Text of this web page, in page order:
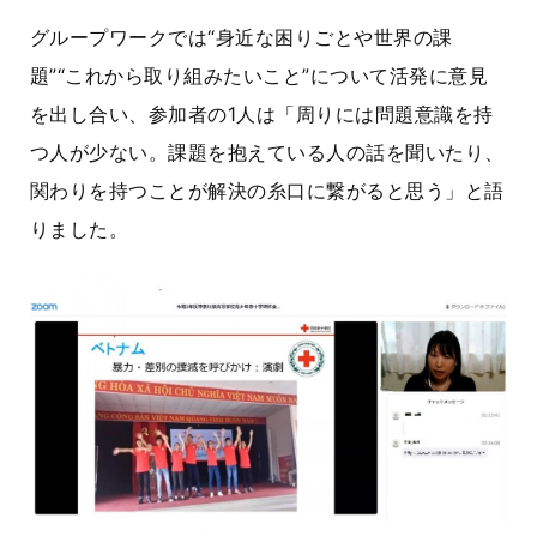
グループワークでは“身近な困りごとや世界の課
題”“これから取り組みたいこと”について活発に意見
を出し合い、参加者の1人は「周りには問題意識を持
つ人が少ない。課題を抱えている人の話を聞いたり、
関わりを持つことが解決の糸口に繋がると思う」と語
りました。